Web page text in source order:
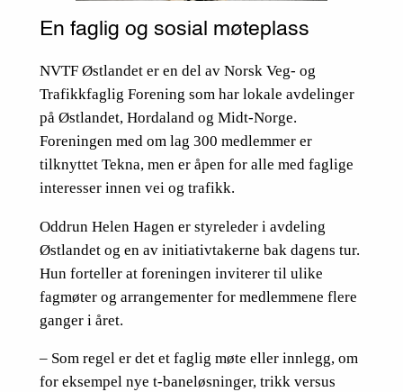
En faglig og sosial møteplass
NVTF Østlandet er en del av Norsk Veg- og
Trafikkfaglig Forening som har lokale avdelinger
på Østlandet, Hordaland og Midt-Norge.
Foreningen med om lag 300 medlemmer er
tilknyttet Tekna, men er åpen for alle med faglige
interesser innen vei og trafikk.
Oddrun Helen Hagen er styreleder i avdeling
Østlandet og en av initiativtakerne bak dagens tur.
Hun forteller at foreningen inviterer til ulike
fagmøter og arrangementer for medlemmene flere
ganger i året.
– Som regel er det et faglig møte eller innlegg, om
for eksempel nye t-baneløsninger, trikk versus